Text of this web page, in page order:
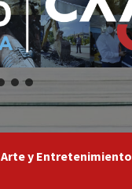
Arte y Entretenimiento